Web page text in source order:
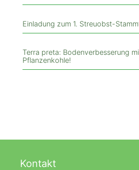
Einladung zum 1. Streuobst-
Terra preta: Bodenverbesserung
Pflanzenkohle!
Kontakt